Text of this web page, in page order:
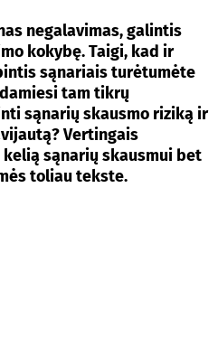
negalavimas, galintis
kokybę. Taigi, kad ir
sąnariais turėtumėte
tam tikrų
sąnarių skausmo riziką ir
Vertingais
sąnarių skausmui bet
toliau tekste.